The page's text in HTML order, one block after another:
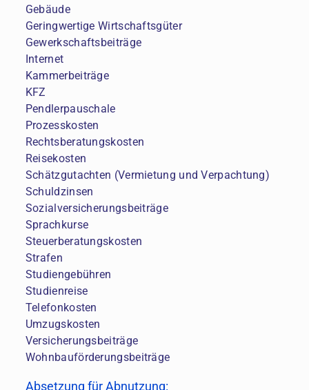
Gebäude
Geringwertige Wirtschaftsgüter
Gewerkschaftsbeiträge
Internet
Kammerbeiträge
KFZ
Pendlerpauschale
Prozesskosten
Rechtsberatungskosten
Reisekosten
Schätzgutachten (Vermietung und Verpachtung)
Schuldzinsen
Sozialversicherungsbeiträge
Sprachkurse
Steuerberatungskosten
Strafen
Studiengebühren
Studienreise
Telefonkosten
Umzugskosten
Versicherungsbeiträge
Wohnbauförderungsbeiträge
Absetzung für Abnutzung: